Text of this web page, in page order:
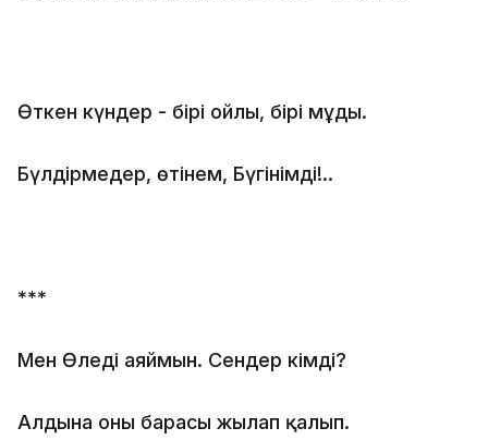
Өткен күндер - бірі ойлы, бірі мұңды.
Бүлдірмеңдер, өтінем, Бүгінімді!..
***
Мен Өлеңді аяймын. Сендер кімді?
Алдына оның барасың жылап қалып.